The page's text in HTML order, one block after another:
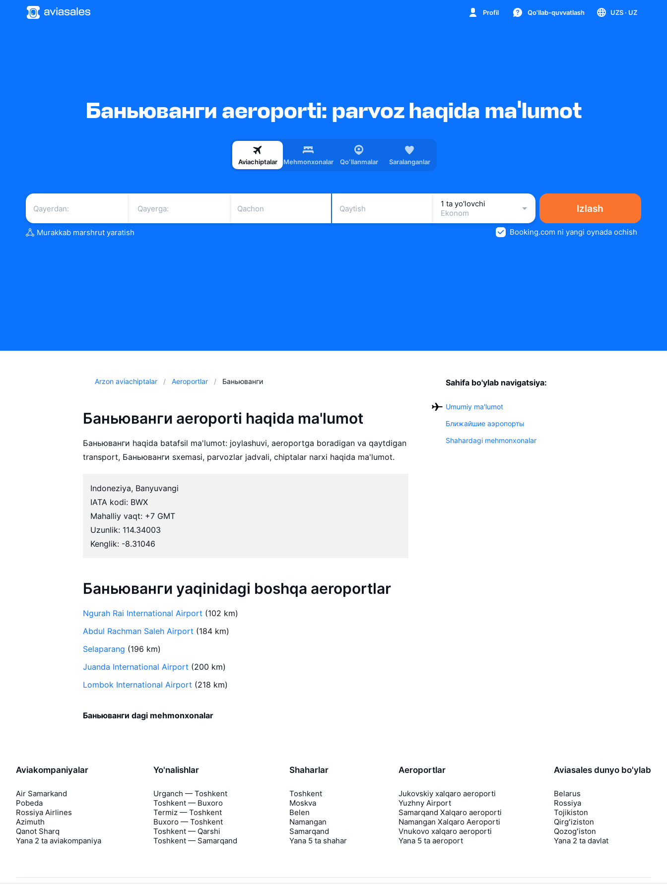
Profil Qo'llab-quvvatlash UZS · UZ
Баньюванги aeroporti: parvoz haqida ma'lumot
Aviachiptalar Mehmonxonalar Qoʻllanmalar Saralanganlar
Qachon Qaytish
1 ta yo'lovchi
Ekonom
Izlash
Murakkab marshrut yaratish Booking.com ni yangi oynada ochish
Arzon aviachiptalar Aeroportlar Баньюванги
Баньюванги aeroporti haqida ma'lumot
Баньюванги haqida batafsil ma'lumot: joylashuvi, aeroportga boradigan va qaytdigan
transport, Баньюванги sxemasi, parvozlar jadvali, chiptalar narxi haqida ma'lumot.
Indoneziya, Banyuvangi
IATA kodi: BWX
Mahalliy vaqt: +7 GMT
Uzunlik: 114.34003
Kenglik: -8.31046
Баньюванги yaqinidagi boshqa aeroportlar
Ngurah Rai International Airport (102 km)
Abdul Rachman Saleh Airport (184 km)
Selaparang (196 km)
Juanda International Airport (200 km)
Lombok International Airport (218 km)
Баньюванги dagi mehmonxonalar
Sahifa bo'ylab navigatsiya:
Umumiy ma'lumot
Ближайшие аэропорты
Shahardagi mehmonxonalar
Aviakompaniyalar
Air Samarkand
Pobeda
Rossiya Airlines
Azimuth
Qanot Sharq
Yana 2 ta aviakompaniya
Yo'nalishlar
Urganch — Toshkent
Toshkent — Buxoro
Termiz — Toshkent
Buxoro — Toshkent
Toshkent — Qarshi
Toshkent — Samarqand
Shaharlar
Toshkent
Moskva
Belen
Namangan
Samarqand
Yana 5 ta shahar
Aeroportlar
Jukovskiy xalqaro aeroporti
Yuzhny Airport
Samarqand Xalqaro aeroporti
Namangan Xalqaro Aeroporti
Vnukovo xalqaro aeroporti
Yana 5 ta aeroport
Aviasales dunyo bo'ylab
Belarus
Rossiya
Tojikiston
Qirgʻiziston
Qozogʻiston
Yana 2 ta davlat